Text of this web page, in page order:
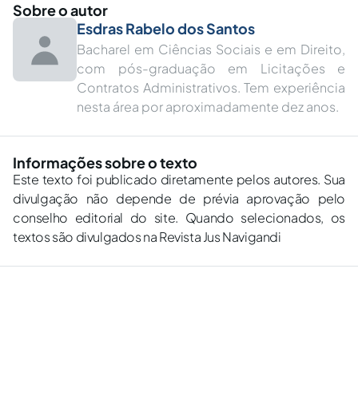
Sobre o autor
Esdras Rabelo dos Santos
Bacharel em Ciências Sociais e em Direito,
com pós-graduação em Licitações e
Contratos Administrativos. Tem experiência
nesta área por aproximadamente dez anos.
Informações sobre o texto
Este texto foi publicado diretamente pelos autores. Sua
divulgação não depende de prévia aprovação pelo
conselho editorial do site. Quando selecionados, os
textos são divulgados na Revista Jus Navigandi